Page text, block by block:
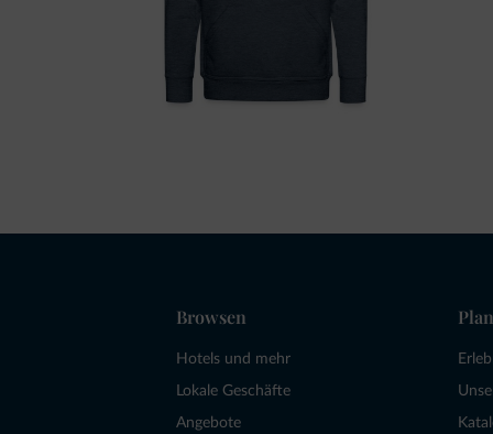
Browsen
Hotels und mehr
Lokale Geschäfte
Angebote